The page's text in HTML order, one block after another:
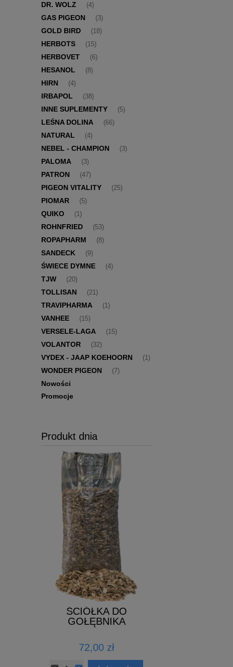
DR. WOLZ (4)
GAS PIGEON (3)
GOLD BIRD (18)
HERBOTS (15)
HERBOVET (6)
HESANOL (8)
HIRN (4)
IRBAPOL (38)
INNE SUPLEMENTY (5)
LEŚNA DOLINA (66)
NATURAL (4)
NEBEL - CHAMPION (3)
PALOMA (3)
PATRON (47)
PIGEON VITALITY (25)
PIOMAR (5)
QUIKO (1)
ROHNFRIED (53)
ROPAPHARM (8)
SANDECK (9)
ŚWIECE DYMNE (4)
TJW (20)
TOLLISAN (21)
TRAVIPHARMA (1)
VANHEE (15)
VERSELE-LAGA (15)
VOLANTOR (32)
VYDEX - JAAP KOEHOORN (1)
WONDER PIGEON (7)
Nowości
Promocje
Produkt dnia
ŚCIÓŁKA DO
GOŁĘBNIKA
72,00 zł